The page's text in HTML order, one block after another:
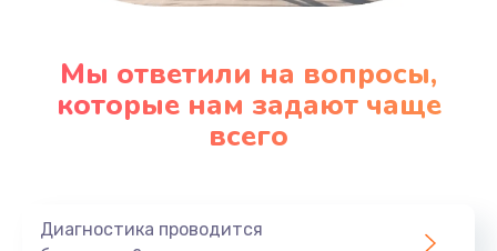
Мы ответили на вопросы,
которые нам задают чаще
всего
Диагностика проводится